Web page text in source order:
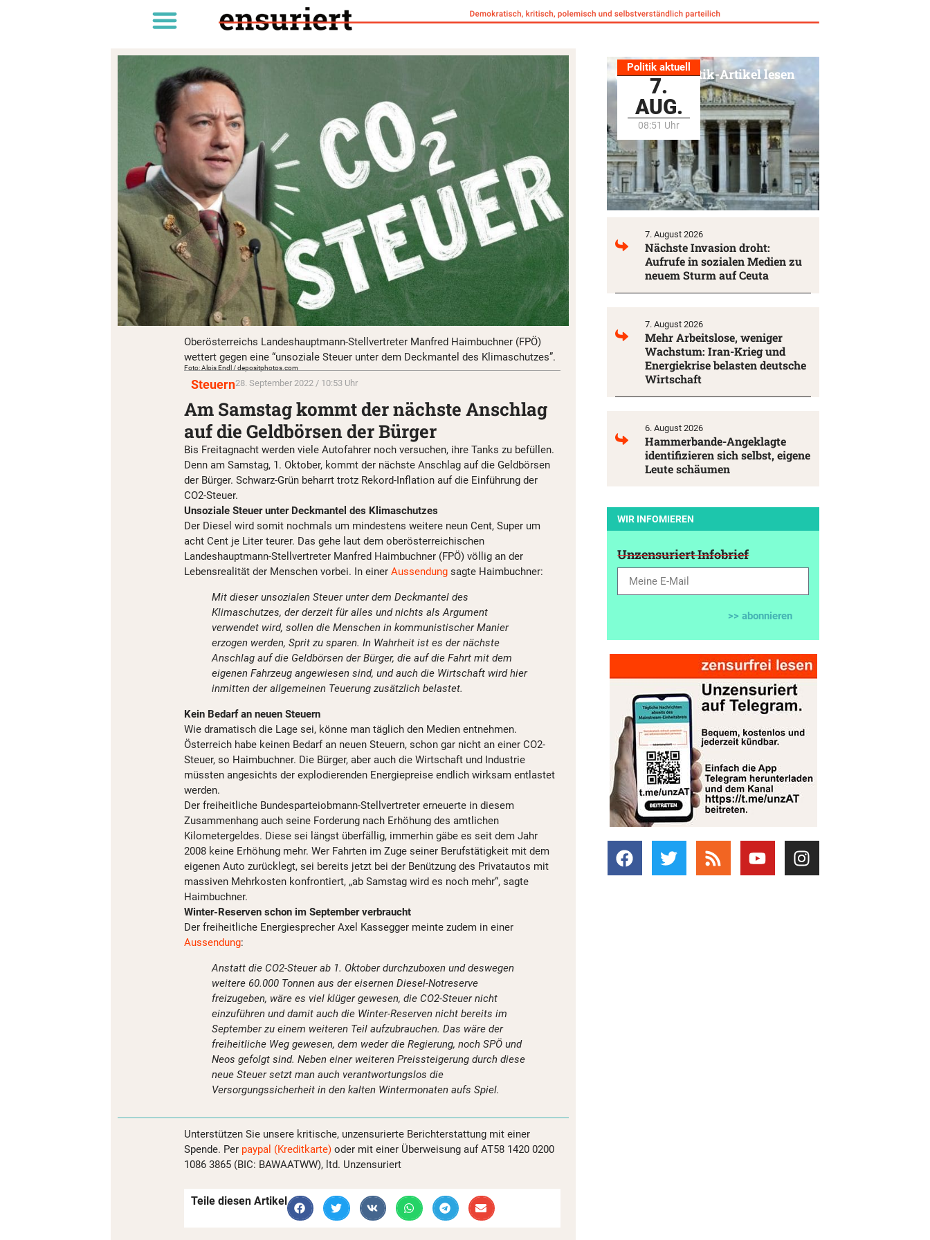
Oberösterreichs Landeshauptmann-Stellvertreter Manfred Haimbuchner (FPÖ)
wettert gegen eine “unsoziale Steuer unter dem Deckmantel des Klimaschutzes”.
Foto: Alois Endl / depositphotos.com
Steuern28. September 2022 / 10:53 Uhr
Am Samstag kommt der nächste Anschlag
auf die Geldbörsen der Bürger
Bis Freitagnacht werden viele Autofahrer noch versuchen, ihre Tanks zu befüllen.
Denn am Samstag, 1. Oktober, kommt der nächste Anschlag auf die Geldbörsen
der Bürger. Schwarz-Grün beharrt trotz Rekord-Inflation auf die Einführung der
CO2-Steuer.
Unsoziale Steuer unter Deckmantel des Klimaschutzes
Der Diesel wird somit nochmals um mindestens weitere neun Cent, Super um
acht Cent je Liter teurer. Das gehe laut dem oberösterreichischen
Landeshauptmann-Stellvertreter Manfred Haimbuchner (FPÖ) völlig an der
Lebensrealität der Menschen vorbei. In einer Aussendung sagte Haimbuchner:
Mit dieser unsozialen Steuer unter dem Deckmantel des
Klimaschutzes, der derzeit für alles und nichts als Argument
verwendet wird, sollen die Menschen in kommunistischer Manier
erzogen werden, Sprit zu sparen. In Wahrheit ist es der nächste
Anschlag auf die Geldbörsen der Bürger, die auf die Fahrt mit dem
eigenen Fahrzeug angewiesen sind, und auch die Wirtschaft wird hier
inmitten der allgemeinen Teuerung zusätzlich belastet.
Kein Bedarf an neuen Steuern
Wie dramatisch die Lage sei, könne man täglich den Medien entnehmen.
Österreich habe keinen Bedarf an neuen Steuern, schon gar nicht an einer CO2-
Steuer, so Haimbuchner. Die Bürger, aber auch die Wirtschaft und Industrie
müssten angesichts der explodierenden Energiepreise endlich wirksam entlastet
werden.
Der freiheitliche Bundesparteiobmann-Stellvertreter erneuerte in diesem
Zusammenhang auch seine Forderung nach Erhöhung des amtlichen
Kilometergeldes. Diese sei längst überfällig, immerhin gäbe es seit dem Jahr
2008 keine Erhöhung mehr. Wer Fahrten im Zuge seiner Berufstätigkeit mit dem
eigenen Auto zurücklegt, sei bereits jetzt bei der Benützung des Privatautos mit
massiven Mehrkosten konfrontiert, „ab Samstag wird es noch mehr“, sagte
Haimbuchner.
Winter-Reserven schon im September verbraucht
Der freiheitliche Energiesprecher Axel Kassegger meinte zudem in einer
Aussendung:
Anstatt die CO2-Steuer ab 1. Oktober durchzuboxen und deswegen
weitere 60.000 Tonnen aus der eisernen Diesel-Notreserve
freizugeben, wäre es viel klüger gewesen, die CO2-Steuer nicht
einzuführen und damit auch die Winter-Reserven nicht bereits im
September zu einem weiteren Teil aufzubrauchen. Das wäre der
freiheitliche Weg gewesen, dem weder die Regierung, noch SPÖ und
Neos gefolgt sind. Neben einer weiteren Preissteigerung durch diese
neue Steuer setzt man auch verantwortungslos die
Versorgungssicherheit in den kalten Wintermonaten aufs Spiel.
Unterstützen Sie unsere kritische, unzensurierte Berichterstattung mit einer
Spende. Per paypal (Kreditkarte) oder mit einer Überweisung auf AT58 1420 0200
1086 3865 (BIC: BAWAATWW), ltd. Unzensuriert
Teile diesen Artikel
Politik aktuell
7.
AUG.
08:51 Uhr
Alle Politik-Artikel lesen
7. August 2026
Nächste Invasion droht:
Aufrufe in sozialen Medien zu
neuem Sturm auf Ceuta
7. August 2026
Mehr Arbeitslose, weniger
Wachstum: Iran-Krieg und
Energiekrise belasten deutsche
Wirtschaft
6. August 2026
Hammerbande-Angeklagte
identifizieren sich selbst, eigene
Leute schäumen
WIR INFOMIEREN
Unzensuriert Infobrief
>> abonnieren